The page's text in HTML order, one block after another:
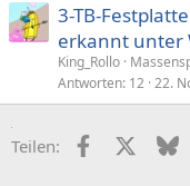
3-TB-
erkannt unter
King_Rollo
Antworten 12 22.
Teilen: Facebook
X